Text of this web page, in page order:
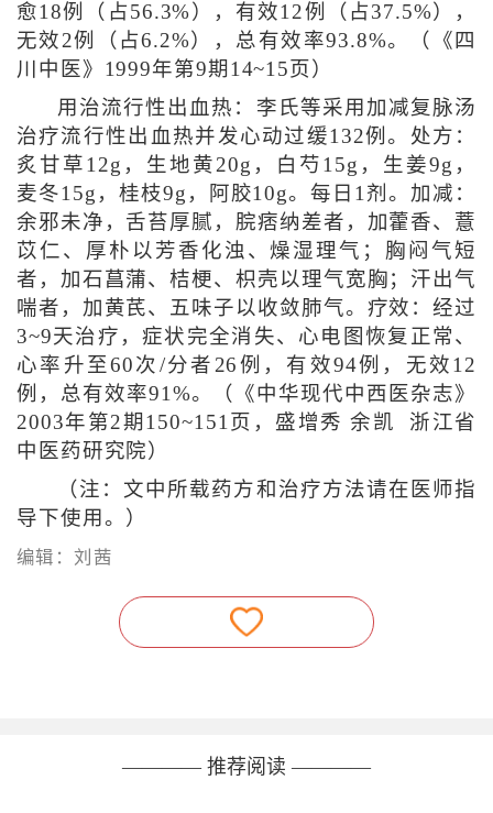
愈18例（占56.3%），有效12例（占37.5%），
无效2例（占6.2%），总有效率93.8%。（《四
川中医》1999年第9期14~15页）
用治流行性出血热：李氏等采用加减复脉汤
治疗流行性出血热并发心动过缓132例。处方：
炙甘草12g，生地黄20g，白芍15g，生姜9g，
麦冬15g，桂枝9g，阿胶10g。每日1剂。加减：
余邪未净，舌苔厚腻，脘痞纳差者，加藿香、薏
苡仁、厚朴以芳香化浊、燥湿理气；胸闷气短
者，加石菖蒲、桔梗、枳壳以理气宽胸；汗出气
喘者，加黄芪、五味子以收敛肺气。疗效：经过
3~9天治疗，症状完全消失、心电图恢复正常、
心率升至60次/分者26例，有效94例，无效12
例，总有效率91%。（《中华现代中西医杂志》
2003年第2期150~151页，盛增秀 余凯 浙江省
中医药研究院）
（注：文中所载药方和治疗方法请在医师指
导下使用。）
编辑：刘茜
———— 推荐阅读 ————